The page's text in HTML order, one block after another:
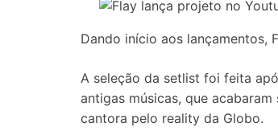
Dando início aos lançamentos,
A seleção da setlist foi feita
antigas músicas, que
cantora pelo reality da Globo.